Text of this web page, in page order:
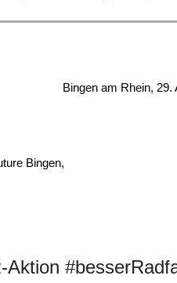
Bingen am Rhein, 29.
Bingen,